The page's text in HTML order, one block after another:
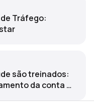
Tráfego:
são treinados:
da conta e